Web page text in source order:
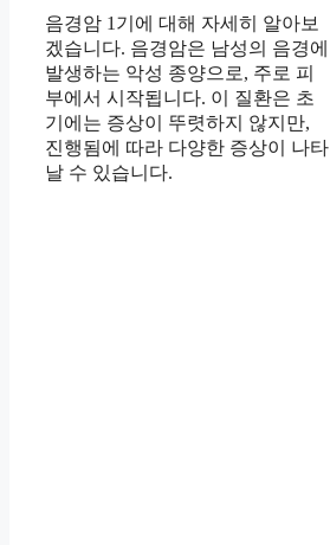
음경암 1기에 대해 자세히 알아보
겠습니다. 음경암은 남성의 음경에
발생하는 악성 종양으로, 주로 피
부에서 시작됩니다. 이 질환은 초
기에는 증상이 뚜렷하지 않지만,
진행됨에 따라 다양한 증상이 나타
날 수 있습니다.